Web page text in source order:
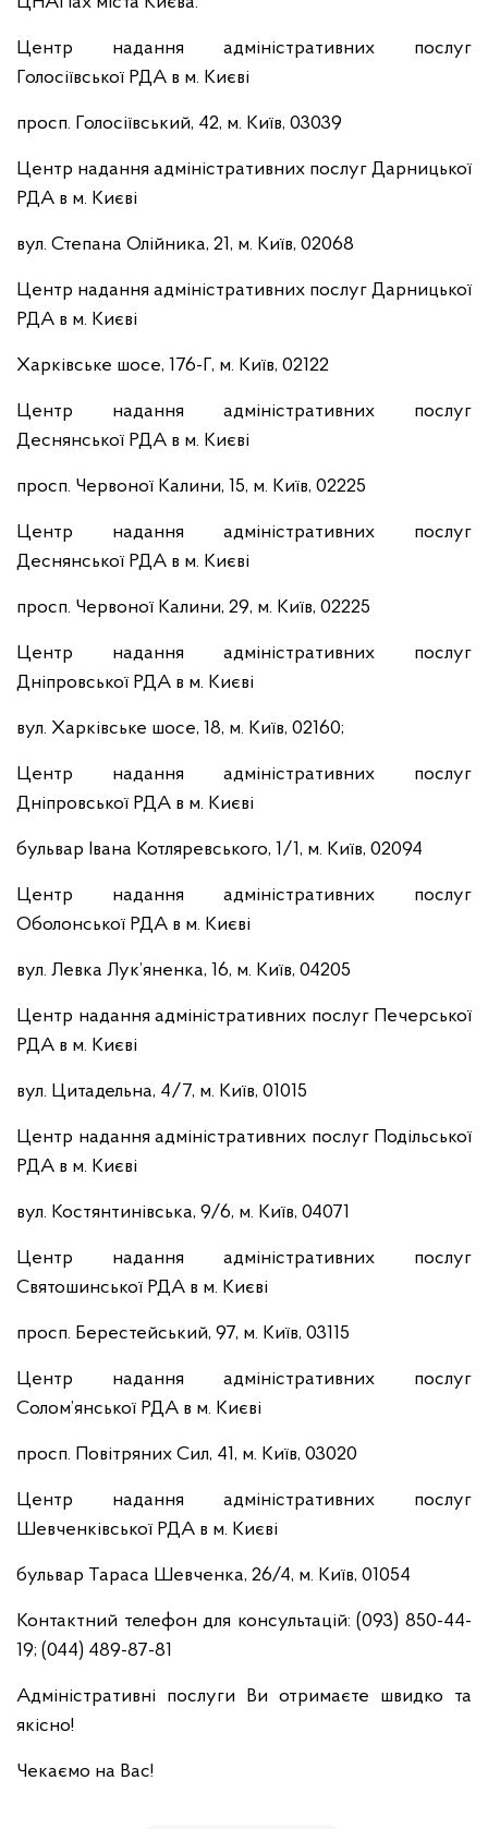
Центр надання адміністративних послуг
Голосіївської РДА в м. Києві
просп. Голосіївський, 42, м. Київ, 03039
Центр надання адміністративних послуг Дарницької
РДА в м. Києві
вул. Степана Олійника, 21, м. Київ, 02068
Центр надання адміністративних послуг Дарницької
РДА в м. Києві
Харківське шосе, 176-Г, м. Київ, 02122
Центр надання адміністративних послуг
Деснянської РДА в м. Києві
просп. Червоної Калини, 15, м. Київ, 02225
Центр надання адміністративних послуг
Деснянської РДА в м. Києві
просп. Червоної Калини, 29, м. Київ, 02225
Центр надання адміністративних послуг
Дніпровської РДА в м. Києві
вул. Харківське шосе, 18, м. Київ, 02160;
Центр надання адміністративних послуг
Дніпровської РДА в м. Києві
бульвар Івана Котляревського, 1/1, м. Київ, 02094
Центр надання адміністративних послуг
Оболонської РДА в м. Києві
вул. Левка Лук’яненка, 16, м. Київ, 04205
Центр надання адміністративних послуг Печерської
РДА в м. Києві
вул. Цитадельна, 4/7, м. Київ, 01015
Центр надання адміністративних послуг Подільської
РДА в м. Києві
вул. Костянтинівська, 9/6, м. Київ, 04071
Центр надання адміністративних послуг
Святошинської РДА в м. Києві
просп. Берестейський, 97, м. Київ, 03115
Центр надання адміністративних послуг
Солом’янської РДА в м. Києві
просп. Повітряних Сил, 41, м. Київ, 03020
Центр надання адміністративних послуг
Шевченківської РДА в м. Києві
бульвар Тараса Шевченка, 26/4, м. Київ, 01054
Контактний телефон для консультацій: (093) 850-44-
19; (044) 489-87-81
Адміністративні послуги Ви отримаєте швидко та
якісно!
Чекаємо на Вас!